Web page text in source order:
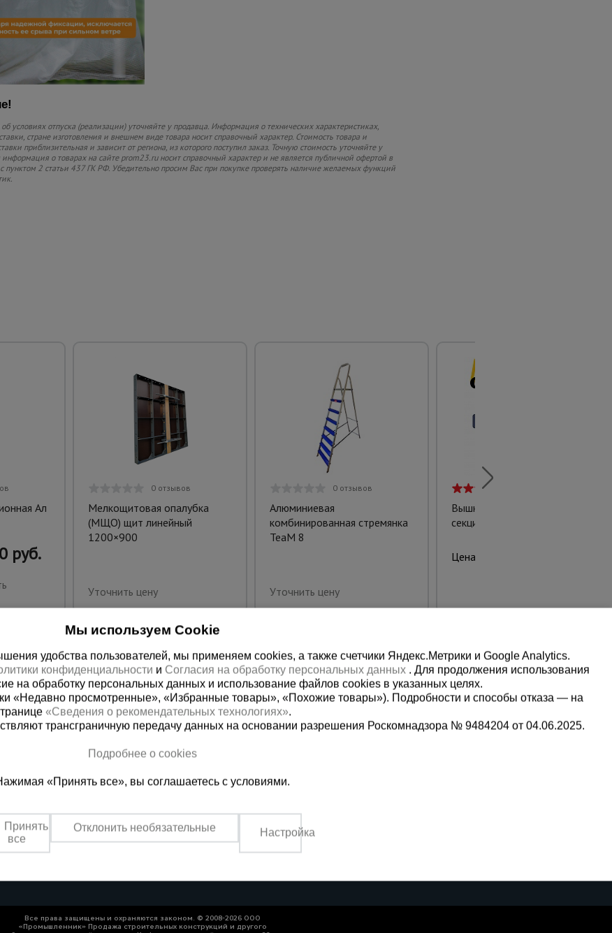
условиях отпуска (реализации) уточняйте у продавца. Информация о технических характеристиках,
стране изготовления и внешнем виде товара носит справочный характер. Стоимость товара и
приблизительная и зависит от региона, из которого поступил заказ. Точную стоимость уточняйте у
информация о товарах на сайте prom23.ru носит справочный характер и не является публичной офертой в
с пунктом 2 статьи 437 ГК РФ. Убедительно просим Вас при покупке проверять наличие желаемых функций
Ал
руб.
0 отзывов
Мелкощитовая опалубка
(МЩО) щит линейный
1200×900
Уточнить цену
0 отзывов
Алюминиевая
комбинированная стремянка
TeaM 8
Уточнить цену
Вышка-тура ВСП 1,2Х2,0
секция
Цена:
200-25-90
по России
Пятигорск
+7 (905) 468-22-88
Пн-Чт: с 9:00 до 18:00,
Пт: с 9:00 до 17:00,
Сб: с 9:00 до 13:00,
Все права защищены и охраняются законом. © 2008-2026 ООО
«Промышленник» Продажа строительных конструкций и другого
Мы используем Cookie
удобства пользователей, мы применяем cookies, а также счетчики Яндекс.Метрики и Google Analytics.
конфиденциальности и Согласия на обработку персональных данных . Для продолжения использования
на обработку персональных данных и использование файлов cookies в указанных целях.
«Недавно просмотренные», «Избранные товары», «Похожие товары»). Подробности и способы отказа — на
«Сведения о рекомендательных технологиях».
трансграничную передачу данных на основании разрешения Роскомнадзора № 9484204 от 04.06.2025.
Подробнее о cookies
«Принять все», вы соглашаетесь с условиями.
Принять
все
Отклонить необязательные Настройка